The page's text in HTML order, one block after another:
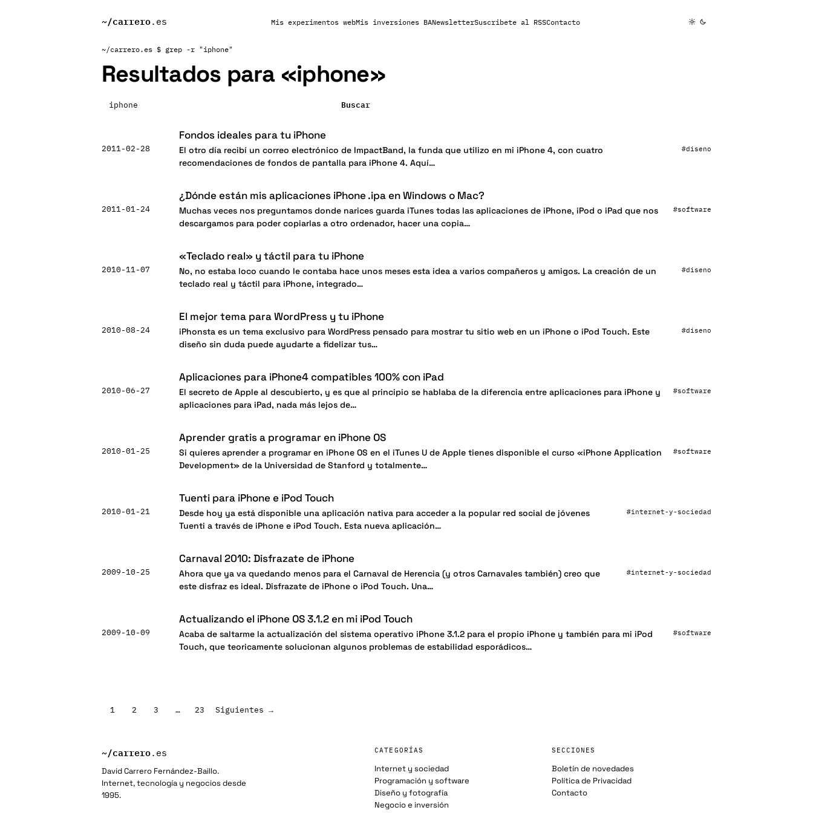
~/carrero.es Mis experimentos webMis inversiones BANewsletterSuscribete al RSSContacto
~/carrero.es $ grep -r "iphone"
Resultados para «iphone»
Buscar
2011-02-28
Fondos ideales para tu iPhone
El otro día recibí un correo electrónico de ImpactBand, la funda que utilizo en mi iPhone 4, con cuatro
recomendaciones de fondos de pantalla para iPhone 4. Aquí…
#diseno
2011-01-24
¿Dónde están mis aplicaciones iPhone .ipa en Windows o Mac?
Muchas veces nos preguntamos donde narices guarda iTunes todas las aplicaciones de iPhone, iPod o iPad que nos
descargamos para poder copiarlas a otro ordenador, hacer una copia…
#software
2010-11-07
«Teclado real» y táctil para tu iPhone
No, no estaba loco cuando le contaba hace unos meses esta idea a varios compañeros y amigos. La creación de un
teclado real y táctil para iPhone, integrado…
#diseno
2010-08-24
El mejor tema para WordPress y tu iPhone
iPhonsta es un tema exclusivo para WordPress pensado para mostrar tu sitio web en un iPhone o iPod Touch. Este
diseño sin duda puede ayudarte a fidelizar tus…
#diseno
2010-06-27
Aplicaciones para iPhone4 compatibles 100% con iPad
El secreto de Apple al descubierto, y es que al principio se hablaba de la diferencia entre aplicaciones para iPhone y
aplicaciones para iPad, nada más lejos de…
#software
2010-01-25
Aprender gratis a programar en iPhone OS
Si quieres aprender a programar en iPhone OS en el iTunes U de Apple tienes disponible el curso «iPhone Application
Development» de la Universidad de Stanford y totalmente…
#software
2010-01-21
Tuenti para iPhone e iPod Touch
Desde hoy ya está disponible una aplicación nativa para acceder a la popular red social de jóvenes
Tuenti a través de iPhone e iPod Touch. Esta nueva aplicación…
#internet-y-sociedad
2009-10-25
Carnaval 2010: Disfrazate de iPhone
Ahora que ya va quedando menos para el Carnaval de Herencia (y otros Carnavales también) creo que
este disfraz es ideal. Disfrazate de iPhone o iPod Touch. Una…
#internet-y-sociedad
2009-10-09
Actualizando el iPhone OS 3.1.2 en mi iPod Touch
Acaba de saltarme la actualización del sistema operativo iPhone 3.1.2 para el propio iPhone y también para mi iPod
Touch, que teoricamente solucionan algunos problemas de estabilidad esporádicos…
#software
Paginación
entradas
1 2 3 … 23 Siguientes →
~/carrero.es
David Carrero Fernández-Baillo.
Internet, tecnología y negocios desde
1995.
CATEGORÍAS
Internet y sociedad
Programación y software
Diseño y fotografía
Negocio e inversión
SECCIONES
Boletín de novedades
Política de Privacidad
Contacto